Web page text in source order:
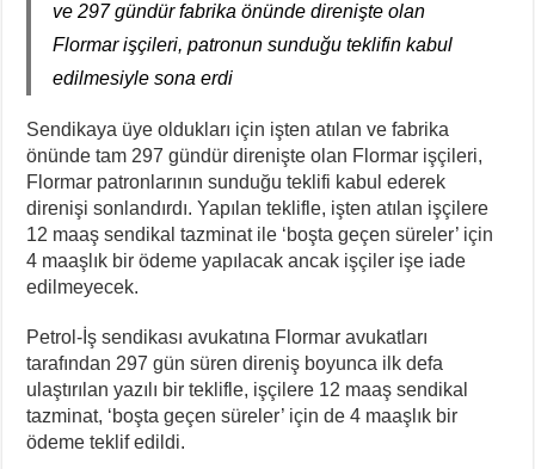
ve 297 gündür fabrika önünde direnişte olan
Flormar işçileri, patronun sunduğu teklifin kabul
edilmesiyle sona erdi
Sendikaya üye oldukları için işten atılan ve fabrika
önünde tam 297 gündür direnişte olan Flormar işçileri,
Flormar patronlarının sunduğu teklifi kabul ederek
direnişi sonlandırdı. Yapılan teklifle, işten atılan işçilere
12 maaş sendikal tazminat ile ‘boşta geçen süreler’ için
4 maaşlık bir ödeme yapılacak ancak işçiler işe iade
edilmeyecek.
Petrol-İş sendikası avukatına Flormar avukatları
tarafından 297 gün süren direniş boyunca ilk defa
ulaştırılan yazılı bir teklifle, işçilere 12 maaş sendikal
tazminat, ‘boşta geçen süreler’ için de 4 maaşlık bir
ödeme teklif edildi.